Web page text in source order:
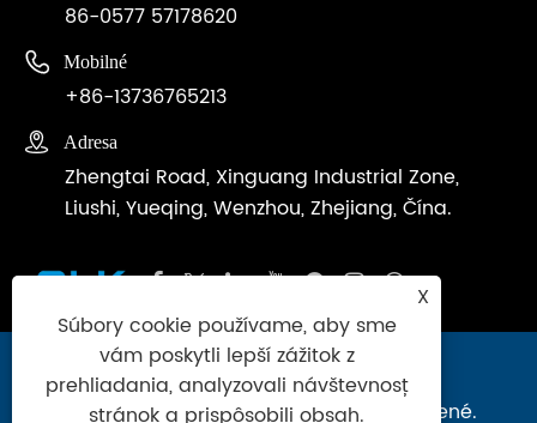
86-0577 57178620
 Mobilné
+86-13736765213
 Adresa
Zhengtai Road, Xinguang Industrial Zone,
Liushi, Yueqing, Wenzhou, Zhejiang, Čína.
Copyright © 2024 Zhejiang Ouleikai
Pneumatic Co., Ltd. Všetky práva vyhradené.
X
Súbory cookie používame, aby sme
vám poskytli lepší zážitok z
prehliadania, analyzovali návštevnosť
stránok a prispôsobili obsah.